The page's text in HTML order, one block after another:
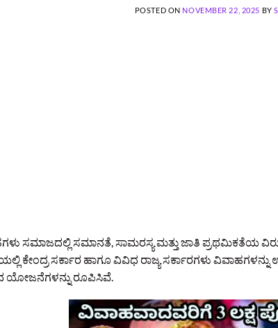
POSTED ON NOVEMBER 22, 2025 BY
ಸಮಾಜದಲ್ಲಿ ಸಮಾನತೆ, ಸಾಮರಸ್ಯ ಮತ್ತು ಜಾತಿ ಪ್ರಥಮಿಕತೆಯ
ಕೇಂದ್ರ ಸರ್ಕಾರ ಹಾಗೂ ವಿವಿಧ ರಾಜ್ಯ ಸರ್ಕಾರಗಳು ವಿವಾಹಗಳನ್ನು
ಯೋಜನೆಗಳನ್ನು ರೂಪಿಸಿವೆ.